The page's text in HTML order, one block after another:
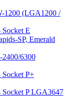
1200 (LGA1200 /
E
SP, Emerald
6300
P+
Socket P LGA3647